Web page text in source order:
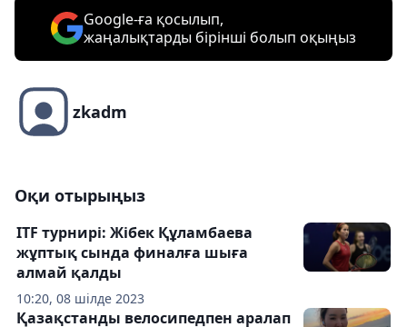
Google-ға қосылып,
жаңалықтарды бірінші болып оқыңыз
zkadm
Оқи отырыңыз
10:20, 08 шілде 2023
ITF турнирі: Жібек Құламбаева
жұптық сында финалға шыға
алмай қалды
Қазақстанды велосипедпен аралап